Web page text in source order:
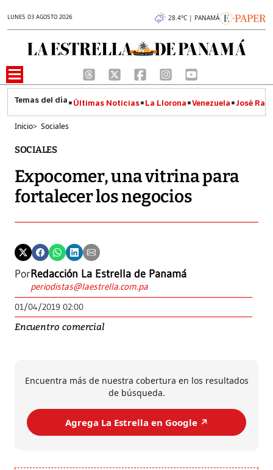
LUNES 03 AGOSTO 2026 28.4°C | PANAMÁ
Últimas Noticias La Llorona Venezuela José
Inicio> Sociales
SOCIALES
Expocomer, una vitrina para
fortalecer los negocios
PorRedacción La Estrella de Panamá
periodistas@laestrella.com.pa
01/04/2019 02:00
Encuentro comercial
Encuentra más de nuestra cobertura en los resultados
de búsqueda.
Agrega La Estrella en Google ↗️